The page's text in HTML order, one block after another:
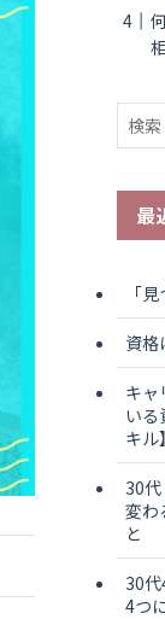
最
「
資格
キャ
いる
キル】
30
変わ
と
30
4つ